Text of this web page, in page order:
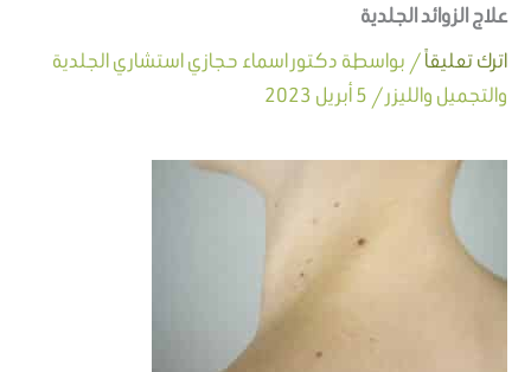
علاج الزوائد الجلدية
اترك تعليقاً/ بواسطة دكتور اسماء حجازي استشاري الجلدية
والتجميل والليزر/ 5 أبريل 2023